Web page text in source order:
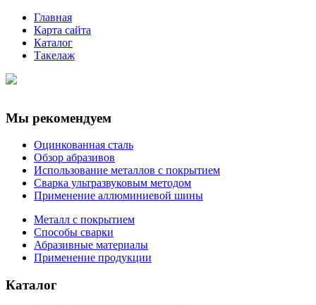
Главная
Карта сайта
Каталог
Такелаж
Мы рекомендуем
Оцинкованная сталь
Обзор абразивов
Использование металлов с покрытием
Сварка ультразвуковым методом
Применение аллюминиевой шины
Металл с покрытием
Способы сварки
Абразивные материалы
Применение продукции
Каталог